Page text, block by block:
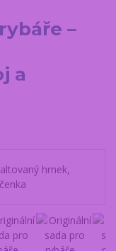
–
a